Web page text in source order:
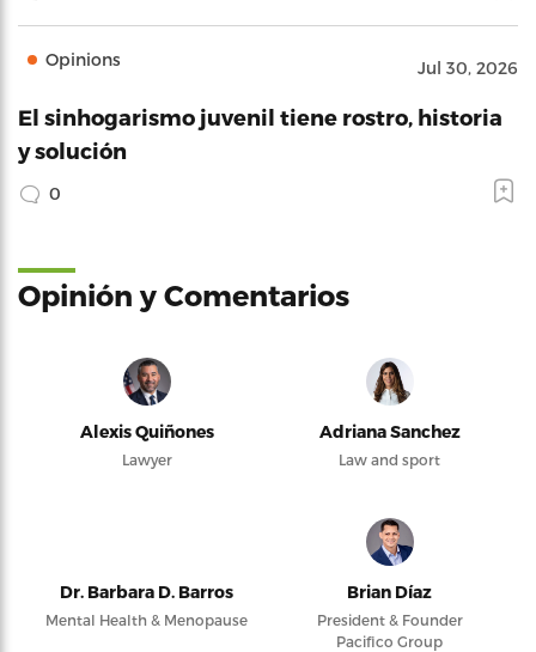
Opinions Jul 30, 2026
El sinhogarismo juvenil tiene rostro, historia
y solución
0
Opinión y Comentarios
Alexis Quiñones
Lawyer
Adriana Sanchez
Law and sport
Dr. Barbara D. Barros
Mental Health & Menopause
Brian Díaz
President & Founder
Pacifico Group